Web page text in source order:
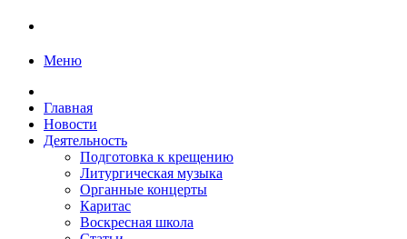
Меню
Главная
Новости
Деятельность
Подготовка к крещению
Литургическая музыка
Органные концерты
Каритас
Воскресная школа